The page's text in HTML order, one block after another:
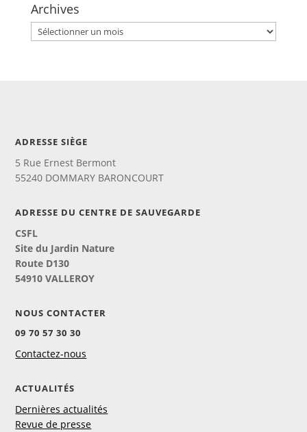
Archives
Archives
ADRESSE SIÈGE
5 Rue Ernest Bermont
55240 DOMMARY BARONCOURT
ADRESSE DU CENTRE DE SAUVEGARDE
CSFL
Site du Jardin Nature
Route D130
54910 VALLEROY
NOUS CONTACTER
09 70 57 30 30
Contactez-nous
ACTUALITÉS
Dernières actualités
Revue de presse